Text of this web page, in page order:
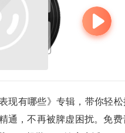
现有哪些》专辑，带你轻
通，不再被脾虚困扰。免